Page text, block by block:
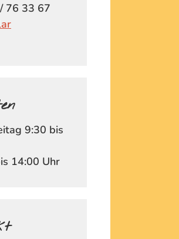
76 33 67
9:30 bis
14:00 Uhr